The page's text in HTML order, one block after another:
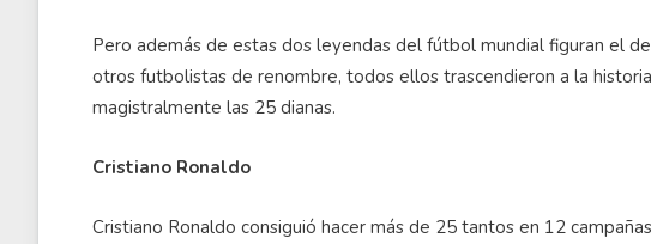
Pero además de estas dos leyendas del fútbol mundial figuran el
otros futbolistas de renombre, todos ellos trascendieron a la
magistralmente las 25 dianas.
Cristiano Ronaldo
Cristiano Ronaldo consiguió hacer más de 25 tantos en 12